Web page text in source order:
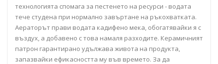
технологията спомага за пестенето на ресурси - водата
тече студена при нормално завъртане на ръкохватката.
Аераторът прави водата кадифено мека, обогатявайки я с
въздух, а добавено с това намаля разходите. Керамичният
патрон гарантирано удължава живота на продукта,
запазвайки ефикасността му във времето. За да